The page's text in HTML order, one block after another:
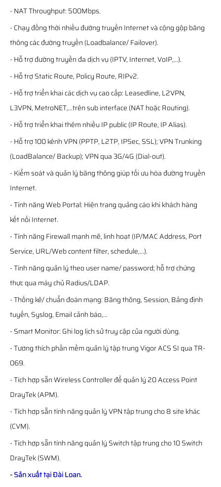
- NAT Throughput: 500Mbps.
- Chạy đồng thời nhiều đường truyền Internet và cộng gộp băng
thông các đường truyền (Loadbalance/ Failover).
- Hỗ trợ đường truyền đa dịch vụ (IPTV, Internet, VoIP,...).
- Hỗ trợ Static Route, Policy Route, RIPv2.
- Hỗ trợ triển khai các dịch vụ cao cấp: Leasedline, L2VPN,
L3VPN, MetroNET,...trên sub interface (NAT hoặc Routing).
- Hỗ trợ triển khai thêm nhiều IP public (IP Route, IP Alias).
- Hỗ trợ 100 kênh VPN (PPTP, L2TP, IPSec, SSL); VPN Trunking
(LoadBalance/ Backup); VPN qua 3G/4G (Dial-out).
- Kiểm soát và quản lý băng thông giúp tối ưu hóa đường truyền
Internet.
- Tính năng Web Portal: Hiện trang quảng cáo khi khách hàng
kết nối Internet.
- Tính năng Firewall mạnh mẽ, linh hoạt (IP/MAC Address, Port
Service, URL/Web content filter, schedule,...).
- Tính năng quản lý theo user name/ password; hỗ trợ chứng
thực qua máy chủ Radius/LDAP.
- Thống kê/ chuẩn đoán mạng: Băng thông, Session, Bảng định
tuyến, Syslog, Email cảnh báo,...
- Smart Monitor: Ghi log lịch sử truy cập của người dùng.
- Tương thích phần mềm quản lý tập trung Vigor ACS SI qua TR-
069.
- Tích hợp sẵn Wireless Controller để quản lý 20 Access Point
DrayTek (APM).
- Tích hợp sẵn tính năng quản lý VPN tập trung cho 8 site khác
(CVM).
- Tích hợp sẵn tính năng quản lý Switch tập trung cho 10 Switch
DrayTek (SWM).
- Sản xuất tại Đài Loan.